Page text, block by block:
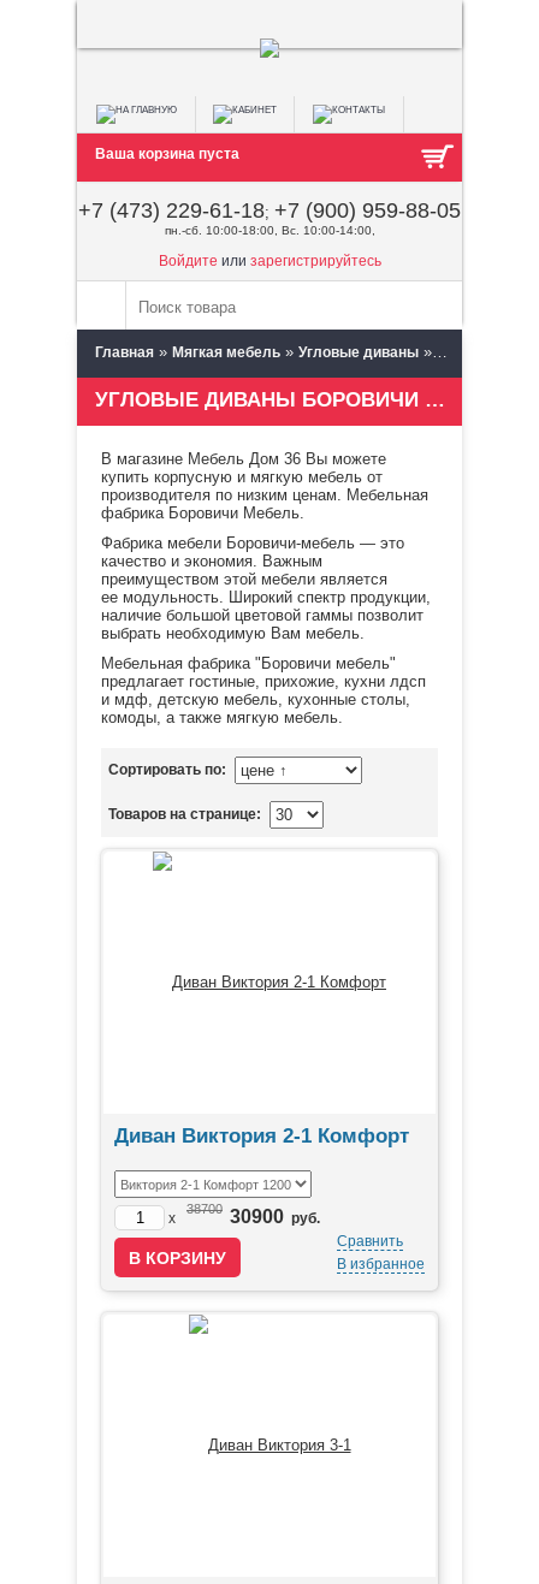
Ваша корзина пуста
+7 (473) 229-61-18; +7 (900) 959-88-05
пн.-сб. 10:00-18:00, Вс. 10:00-14:00,
Войдите или зарегистрируйтесь
Главная » Мягкая мебель » Угловые диваны » Боровичи
УГЛОВЫЕ ДИВАНЫ БОРОВИЧИ МЕБЕЛЬ
В магазине Мебель Дом 36 Вы можете
купить корпусную и мягкую мебель от
производителя по низким ценам. Мебельная
фабрика Боровичи Мебель.
Фабрика мебели Боровичи-мебель — это
качество и экономия. Важным
преимуществом этой мебели является
ее модульность. Широкий спектр продукции,
наличие большой цветовой гаммы позволит
выбрать необходимую Вам мебель.
Мебельная фабрика "Боровичи мебель"
предлагает гостиные, прихожие, кухни лдсп
и мдф, детскую мебель, кухонные столы,
комоды, а также мягкую мебель.
Сортировать по:
Товаров на странице:
Диван Виктория 2-1 Комфорт
x
38700 30900 руб.
Сравнить
В избранное